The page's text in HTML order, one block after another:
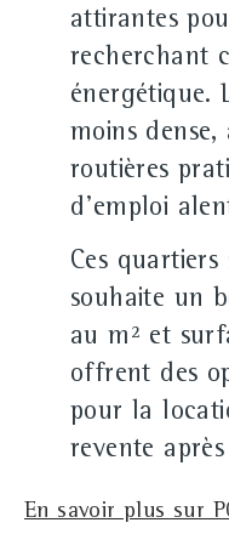
attirantes
recherchant
énergétique.
moins dense,
routières
d'emploi
Ces
souhaite un
au m² et
offrent des
pour la
revente
En savoir plus sur